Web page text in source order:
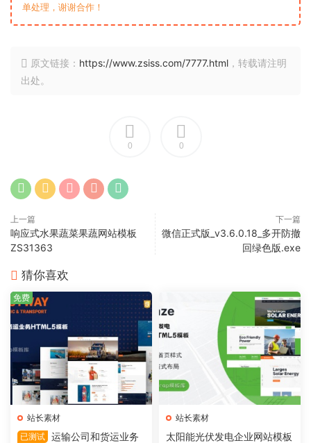
单处理，谢谢合作！
原文链接： https://www.zsiss.com/7777.html ，转载请注明
出处。
0 0
上一篇
响应式水果蔬菜果蔬网站模板
ZS31363
下一篇
微信正式版_v3.6.0.18_多开防撤
回绿色版.exe
猜你喜欢
站长素材
已测试 运输公司和货运业务
免费
站长素材
太阳能光伏发电企业网站模板